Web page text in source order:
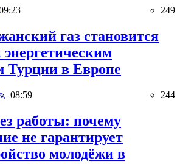
249
газ становится
Турции в Европе
08:59 244
работы: почему
не гарантирует
молодёжи в